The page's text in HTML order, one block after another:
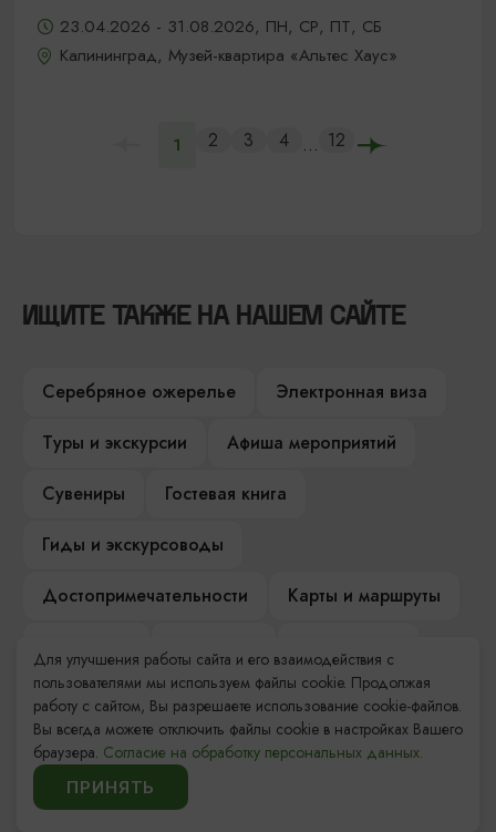
23.04.2026 - 31.08.2026, ПН, СР, ПТ, СБ
Калининград, Музей-квартира «Альтес Хаус»
1 2 3 4 ... 12
ИЩИТЕ ТАКЖЕ НА НАШЕМ САЙТЕ
Серебряное ожерелье
Электронная виза
Туры и экскурсии
Афиша мероприятий
Сувениры
Гостевая книга
Гиды и экскурсоводы
Достопримечательности
Карты и маршруты
Компас Балтийской кухни
Настоящий Калининградец
Музеи
Для улучшения работы сайта и его взаимодействия с
пользователями мы используем файлы cookie. Продолжая
работу с сайтом, Вы разрешаете использование cookie-файлов.
Вы всегда можете отключить файлы cookie в настройках Вашего
браузера. Согласие на обработку персональных данных.
ПРИНЯТЬ